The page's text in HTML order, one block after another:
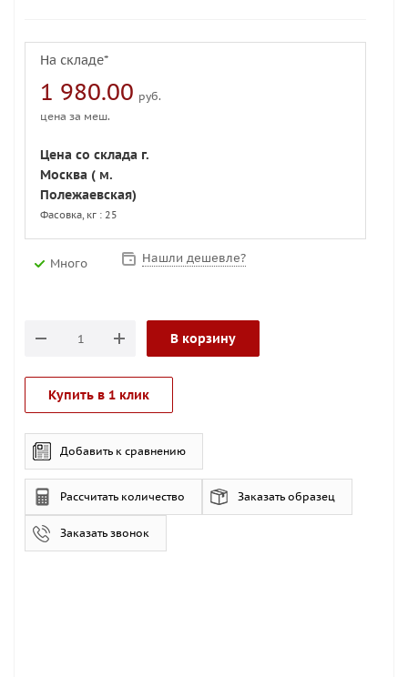
На складе*
1 980.00 руб.
цена за меш.
Цена со склада г.
Москва ( м.
Полежаевская)
Фасовка, кг : 25
Много Нашли дешевле?
В корзину
Купить в 1 клик
Добавить к сравнению
Рассчитать количество Заказать образец
Заказать звонок